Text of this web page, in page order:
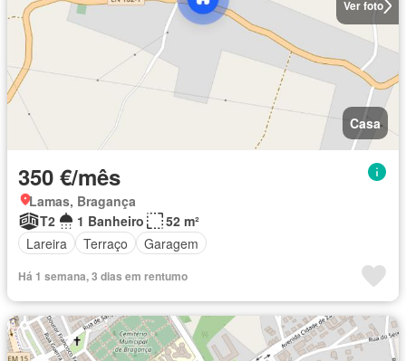
Ver foto
Casa
350 €/mês
Lamas, Bragança
T2
1 Banheiro
52 m²
Lareira
Terraço Garagem
Há 1 semana, 3 dias em rentumo